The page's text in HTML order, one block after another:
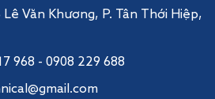
Lê Văn Khương, P. Tân Thới Hiệp,
968 - 0908 229 688